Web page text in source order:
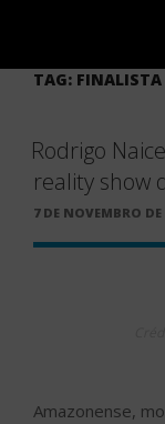
TAG: FINALISTA
Rodrigo
reality show
PUBLICADO
7 DE NOVEMBRO DE
Amazonense,